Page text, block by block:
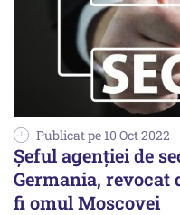
Publicat pe 10 Oct 2022
Șeful agenției de
Germania,
fi omul Moscovei